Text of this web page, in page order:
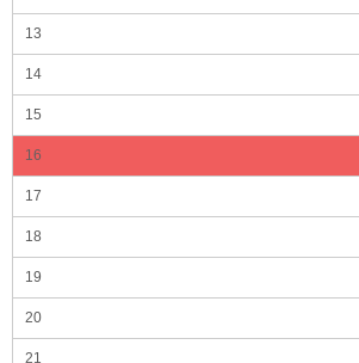
13
14
15
16
17
18
19
20
21